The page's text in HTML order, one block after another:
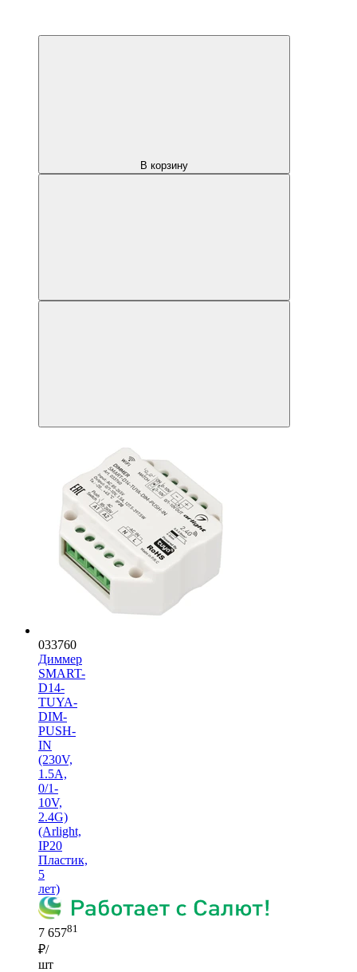
В корзину
033760
Диммер
SMART-
D14-
TUYA-
DIM-
PUSH-
IN
(230V,
1.5A,
0/1-
10V,
2.4G)
(Arlight,
IP20
Пластик,
5
лет)
7 65781
₽/
шт